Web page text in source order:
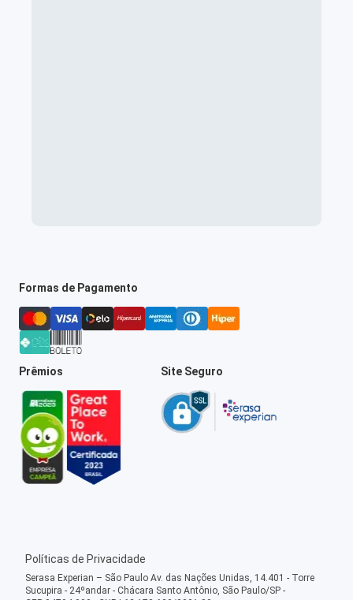
Formas de Pagamento
Prêmios Site Seguro
Políticas de Privacidade
Serasa Experian – São Paulo Av. das Nações Unidas, 14.401 - Torre
Sucupira - 24ºandar - Chácara Santo Antônio, São Paulo/SP -